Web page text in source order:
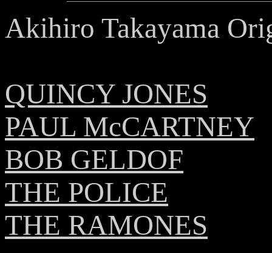
Akihiro Takayama
QUINCY JONES
PAUL McCARTNEY
BOB GELDOF
THE POLICE
THE RAMONES